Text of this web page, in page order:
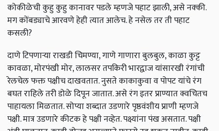
कोकीळेची कुहु कुहु कानावर पडले म्हणजे पहाट झाली, असे नक्की.
मग कोंबड्याचे आरवणे हेही त्यात आलेच. हे नसेल तर ती पहाट
कसली?
दाणे टिपणाऱ्या राखडी चिमण्या, गाणे गाणारा बुलबुल, काळा कुट्ट
कावळा, मोरपंखी मोर, लालसर तपकिरी भारद्वाज यांसारखी रंगांची
रेलचेल फक्त पक्षीच दाखवतात. नुसते काकाकुवा व पोपट यांचे रंग
बघत राहिले तरी डोळे दिपून जातात. असे रंग इतर प्राण्यात क्वचितच
पाहायला मिळतात. सोप्या शब्दात उडणारे पृष्ठवंशीय प्राणी म्हणजे
पक्षी. मात्र उडणारे कीटक हे पक्षी नव्हेत. पक्ष्यांना पंख असतात. पक्षी